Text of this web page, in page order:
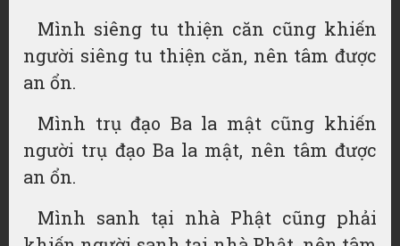
Mình siêng tu thiện căn cũng khiến
người siêng tu thiện căn, nên tâm được
an ổn.
Mình trụ đạo Ba la mật cũng khiến
người trụ đạo Ba la mật, nên tâm được
an ổn.
Mình sanh tại nhà Phật cũng phải